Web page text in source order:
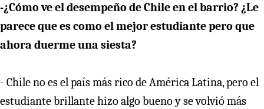
-¿Cómo ve el desempeño de Chile en el barrio? ¿Le
parece que es como el mejor estudiante pero que
ahora duerme una siesta?
- Chile no es el país más rico de América Latina, pero el
estudiante brillante hizo algo bueno y se volvió más